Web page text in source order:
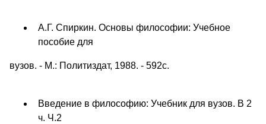
А.Г. Спиркин. Основы философии: Учебное
пособие для
вузов. - М.: Политиздат, 1988. - 592с.
Введение в философию: Учебник для вузов. В 2
ч. Ч.2